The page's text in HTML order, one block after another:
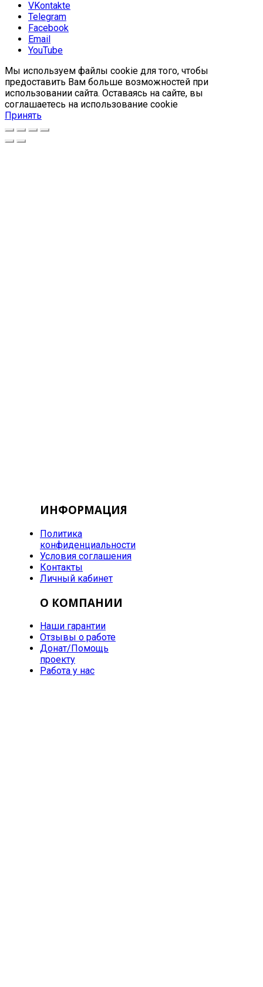
VKontakte
Telegram
Facebook
Email
YouTube
Мы используем файлы cookie для того, чтобы
предоставить Вам больше возможностей при
использовании сайта. Оставаясь на сайте, вы
соглашаетесь на использование cookie
Принять
ИНФОРМАЦИЯ
Политика
конфиденциальности
Условия соглашения
Контакты
Личный кабинет
О КОМПАНИИ
Наши гарантии
Отзывы о работе
Донат/Помощь
проекту
Работа у нас